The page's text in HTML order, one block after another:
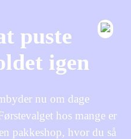
puste
igen
nu om dage
hos mange er
pakkeshop, hvor du så